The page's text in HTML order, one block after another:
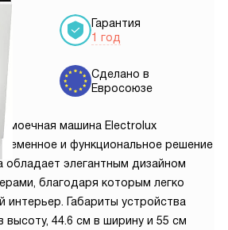
Гарантия
1 год
Сделано в
Евросоюзе
машина Electrolux
и функциональное решение
обладает элегантным дизайном
благодаря которым легко
интерьер. Габариты устройства
высоту, 44.6 см в ширину и 55 см